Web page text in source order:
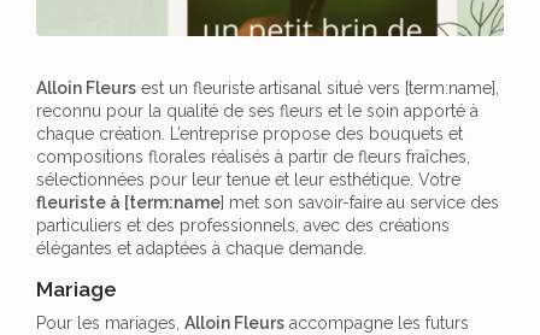
Alloin Fleurs est un fleuriste artisanal situé vers [term:name],
reconnu pour la qualité de ses fleurs et le soin apporté à
chaque création. L’entreprise propose des bouquets et
compositions florales réalisés à partir de fleurs fraîches,
sélectionnées pour leur tenue et leur esthétique. Votre
fleuriste à [term:name] met son savoir-faire au service des
particuliers et des professionnels, avec des créations
élégantes et adaptées à chaque demande.
Mariage
Pour les mariages, Alloin Fleurs accompagne les futurs